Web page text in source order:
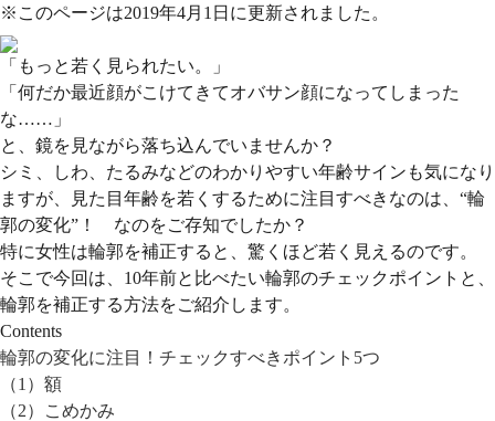
※このページは2019年4月1日に更新されました。
「もっと若く見られたい。」
「何だか最近顔がこけてきてオバサン顔になってしまった
な……」
と、鏡を見ながら落ち込んでいませんか？
シミ、しわ、たるみなどのわかりやすい年齢サインも気になり
ますが、見た目年齢を若くするために注目すべきなのは、 “輪
郭の変化”！
なのをご存知でしたか？
特に女性は輪郭を補正すると、驚くほど若く見えるのです。
そこで今回は、10年前と比べたい輪郭のチェックポイントと、
輪郭を補正する方法をご紹介します。
Contents
輪郭の変化に注目！チェックすべきポイント5つ
（1）額
（2）こめかみ